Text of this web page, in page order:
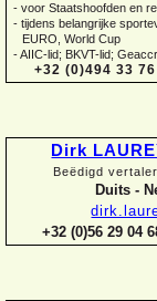
- voor Staatshoofden en
- tijdens belangrijke
EURO, World Cup
-AIIC-lid; BKVT-lid;
+32 (0)494 33
Dirk
Beëdigd
Duits -
+32 (0)56 29